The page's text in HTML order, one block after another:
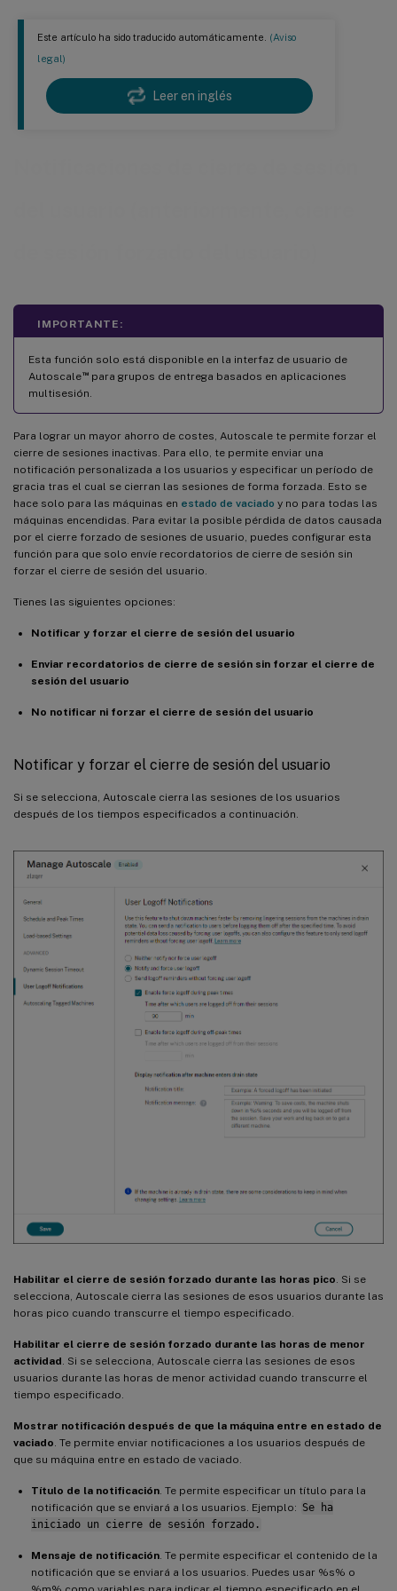
Este artículo ha sido traducido automáticamente. (Aviso
legal)
Leer en inglés
IMPORTANTE:
Esta función solo está disponible en la interfaz de usuario de
Autoscale™para grupos de entrega basados en aplicaciones
multisesión.
Para lograr un mayor ahorro de costes, Autoscale te permite forzar el
cierre de sesiones inactivas. Para ello, te permite enviar una
notificación personalizada a los usuarios y especificar un período de
gracia tras el cual se cierran las sesiones de forma forzada. Esto se
hace solo para las máquinas en estado de vaciado y no para todas las
máquinas encendidas. Para evitar la posible pérdida de datos causada
por el cierre forzado de sesiones de usuario, puedes configurar esta
función para que solo envíe recordatorios de cierre de sesión sin
forzar el cierre de sesión del usuario.
Tienes las siguientes opciones:
Notificar y forzar el cierre de sesión del usuario
Enviar recordatorios de cierre de sesión sin forzar el cierre de
sesión del usuario
No notificar ni forzar el cierre de sesión del usuario
Notificar y forzar el cierre de sesión del usuario
Si se selecciona, Autoscale cierra las sesiones de los usuarios
después de los tiempos especificados a continuación.
Habilitar el cierre de sesión forzado durante las horas pico. Si se
selecciona, Autoscale cierra las sesiones de esos usuarios durante las
horas pico cuando transcurre el tiempo especificado.
Habilitar el cierre de sesión forzado durante las horas de menor
actividad. Si se selecciona, Autoscale cierra las sesiones de esos
usuarios durante las horas de menor actividad cuando transcurre el
tiempo especificado.
Mostrar notificación después de que la máquina entre en estado de
vaciado. Te permite enviar notificaciones a los usuarios después de
que su máquina entre en estado de vaciado.
Título de la notificación. Te permite especificar un título para la
notificación que se enviará a los usuarios. Ejemplo: Se ha
iniciado un cierre de sesión forzado.
Mensaje de notificación. Te permite especificar el contenido de la
notificación que se enviará a los usuarios. Puedes usar %s% o